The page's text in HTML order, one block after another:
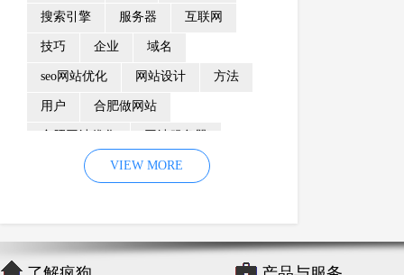
搜索引擎 服务器 互联网
技巧 企业 域名
seo网站优化 网站设计 方法
用户 合肥做网站
优化 网站降权
企业网站建设 效果 页面
网络营销 因素 网络公司
VIEW MORE